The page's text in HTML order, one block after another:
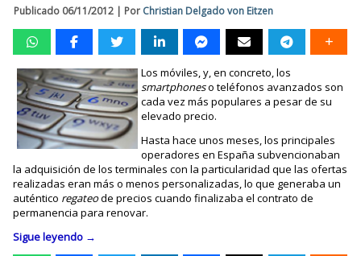
Publicado 06/11/2012 | Por Christian Delgado von Eitzen
Los móviles, y, en concreto, los
smartphoneso teléfonos avanzados son
cada vez más populares a pesar de su
elevado precio.
Hasta hace unos meses, los principales
operadores en España subvencionaban
la adquisición de los terminales con la particularidad que las ofertas
realizadas eran más o menos personalizadas, lo que generaba un
auténtico regateode precios cuando finalizaba el contrato de
permanencia para renovar.
Sigue leyendo →